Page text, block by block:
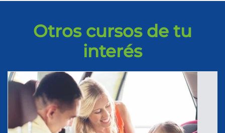
Otros cursos de tu
interés